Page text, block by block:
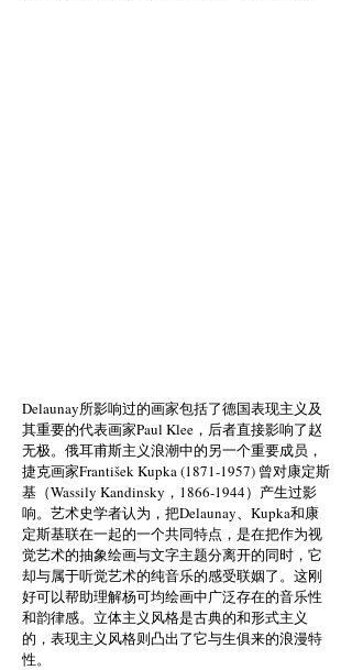
Delaunay所影响过的画家包括了德国表现主义及
其重要的代表画家Paul Klee，后者直接影响了赵
无极。俄耳甫斯主义浪潮中的另一个重要成员，
捷克画家František Kupka(1871-1957) 曾对康定斯
基（Wassily Kandinsky，1866-1944）产生过影
响。艺术史学者认为，把Delaunay、Kupka和康
定斯基联在一起的一个共同特点，是在把作为视
觉艺术的抽象绘画与文字主题分离开的同时，它
却与属于听觉艺术的纯音乐的感受联姻了。这刚
好可以帮助理解杨可均绘画中广泛存在的音乐性
和韵律感。立体主义风格是古典的和形式主义
的，表现主义风格则凸出了它与生俱来的浪漫特
性。